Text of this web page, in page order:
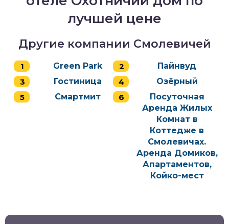
лучшей цене
Другие компании Смолевичей
Green Park
Пайнвуд
Гостиница
Озёрный
Смартмит
Посуточная
Аренда Жилых
Комнат в
Коттедже в
Смолевичах.
Аренда Домиков,
Апартаментов,
Койко-мест